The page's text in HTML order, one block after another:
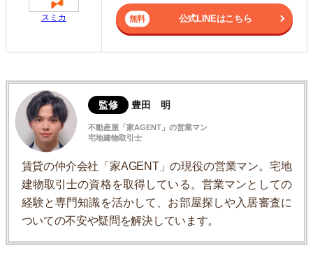
スミカ 公式LINEはこちら
監修 豊田 明
不動産屋「家AGENT」の営業マン
宅地建物取引士
賃貸の仲介会社「家AGENT」の現役の営業マン。宅地
建物取引士の資格を取得している。営業マンとしての
経験と専門知識を活かして、お部屋探しや入居審査に
ついての不安や疑問を解決しています。